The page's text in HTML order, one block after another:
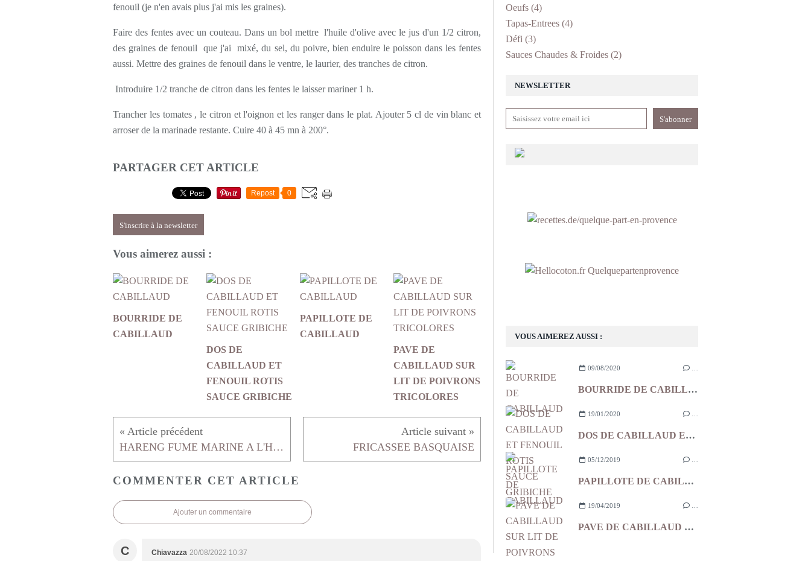
fenouil (je n'en avais plus j'ai mis les graines).
Faire des fentes avec un couteau. Dans un bol mettre l'huile d'olive avec le jus d'un 1/2 citron,
des graines de fenouil que j'ai mixé, du sel, du poivre, bien enduire le poisson dans les fentes
aussi. Mettre des graines de fenouil dans le ventre, le laurier, des tranches de citron.
Introduire 1/2 tranche de citron dans les fentes le laisser mariner 1 h.
Trancher les tomates , le citron et l'oignon et les ranger dans le plat. Ajouter 5 cl de vin blanc et
arroser de la marinade restante. Cuire 40 à 45 mn à 200°.
PARTAGER CET ARTICLE
Repost 0
S'inscrire à la newsletter
Vous aimerez aussi :
BOURRIDE DE
CABILLAUD
DOS DE
CABILLAUD ET
FENOUIL ROTIS
SAUCE GRIBICHE
PAPILLOTE DE
CABILLAUD
PAVE DE
CABILLAUD SUR
LIT DE POIVRONS
TRICOLORES
HARENG FUME MARINE A L'HUILE ET AROMATES FRICASSEE BASQUAISE
COMMENTER CET ARTICLE
Ajouter un commentaire
C Chiavazza 20/08/2022 10:37
NEWSLETTER
VOUS AIMEREZ AUSSI :
09/08/2020
BOURRIDE DE CABILLAUD
19/01/2020
DOS DE CABILLAUD ET FENOUIL ROTIS SAUCE GRIBICHE
05/12/2019
PAPILLOTE DE CABILLAUD
19/04/2019
PAVE DE CABILLAUD SUR LIT DE POIVRONS TRICOLORES
Oeufs (4)
Tapas-Entrees (4)
Défi (3)
Sauces Chaudes & Froides (2)